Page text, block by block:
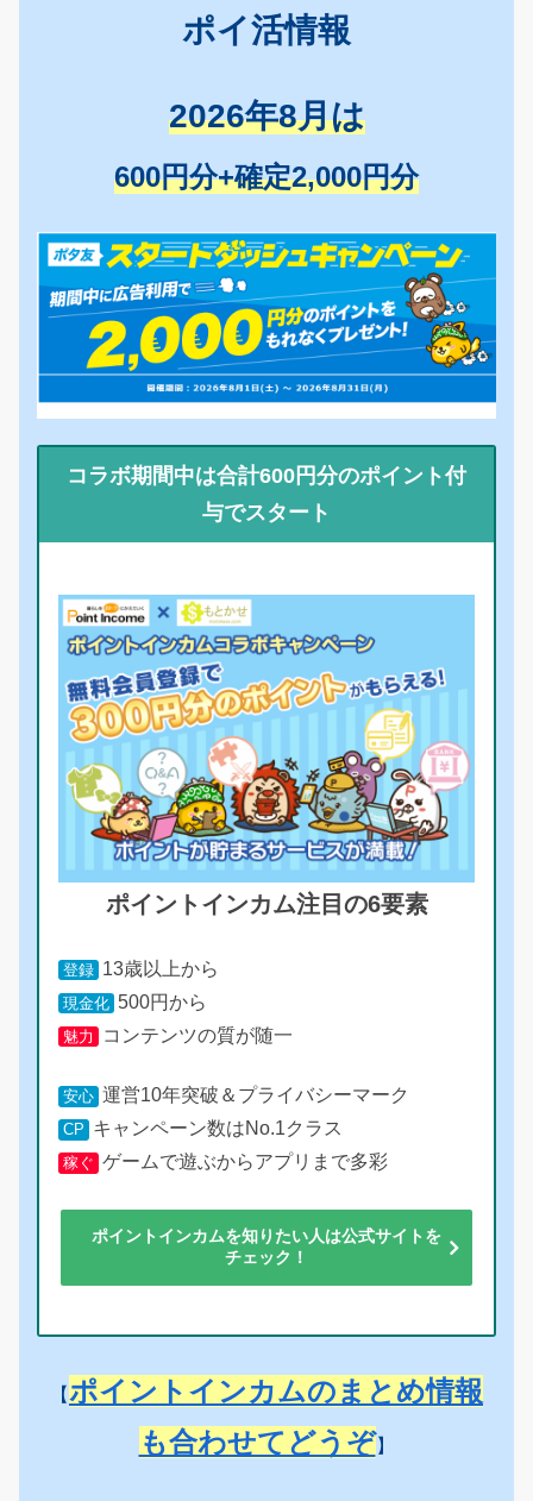
ポイ活情報
2026年8月は
600円分+確定2,000円分
コラボ期間中は合計600円分のポイント付
与でスタート
ポイントインカム注目の6要素
登録 13歳以上から
現金化 500円から
魅力 コンテンツの質が随一
安心 運営10年突破＆プライバシーマーク
CP キャンペーン数はNo.1クラス
稼ぐ ゲームで遊ぶからアプリまで多彩
ポイントインカムを知りたい人は公式サイトを
チェック！
【ポイントインカムのまとめ情報
も合わせてどうぞ 】